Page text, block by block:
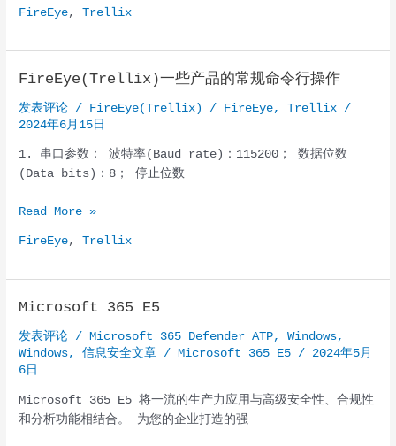
境
FireEye,Trellix
FireEye(Trellix)一些产品的常规命令行操作
发表评论 / FireEye(Trellix) / FireEye,Trellix /
2024年6月15日
1. 串口参数： 波特率(Baud rate)：115200； 数据位数
(Data bits)：8； 停止位数
FireEye(Trellix)
的
常
规
命
行
操
Read More »
FireEye,Trellix
Microsoft 365 E5
发表评论 / Microsoft 365 Defender ATP,Windows,
Windows,信息安全文章 / Microsoft 365 E5 / 2024年5月
6日
Microsoft 365 E5 将一流的生产力应用与高级安全性、合规性
和分析功能相结合。 为您的企业打造的强